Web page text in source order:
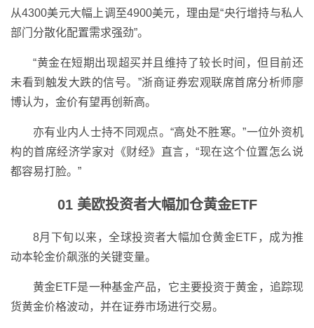
从4300美元大幅上调至4900美元，理由是“央行增持与私人
部门分散化配置需求强劲”。
“黄金在短期出现超买并且维持了较长时间，但目前还
未看到触发大跌的信号。”浙商证券宏观联席首席分析师廖
博认为，金价有望再创新高。
亦有业内人士持不同观点。“高处不胜寒。”一位外资机
构的首席经济学家对《财经》直言，“现在这个位置怎么说
都容易打脸。”
01 美欧投资者大幅加仓黄金ETF
8月下旬以来，全球投资者大幅加仓黄金ETF，成为推
动本轮金价飙涨的关键变量。
黄金ETF是一种基金产品，它主要投资于黄金，追踪现
货黄金价格波动，并在证券市场进行交易。